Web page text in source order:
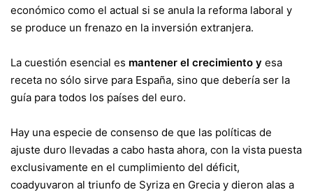
económico como el actual si se anula la reforma laboral y
se produce un frenazo en la inversión extranjera.
La cuestión esencial es mantener el crecimiento y esa
receta no sólo sirve para España, sino que debería ser la
guía para todos los países del euro.
Hay una especie de consenso de que las políticas de
ajuste duro llevadas a cabo hasta ahora, con la vista puesta
exclusivamente en el cumplimiento del déficit,
coadyuvaron al triunfo de Syriza en Grecia y dieron alas a